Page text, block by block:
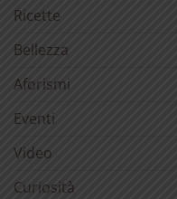
Ricette
Bellezza
Aforismi
Eventi
Video
Curiosità